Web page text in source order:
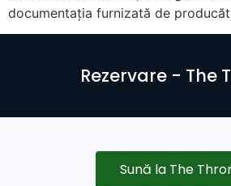
documentația furnizată de
Rezervare - The
Sună la The